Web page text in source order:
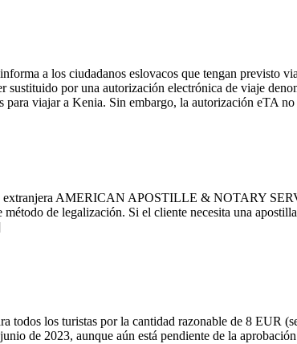
a los ciudadanos eslovacos que tengan previsto
sustituido por una autorización electrónica de viaje
para viajar a Kenia. Sin embargo, la autorización eTA
extranjera AMERICAN APOSTILLE & NOTARY
de legalización. Si el cliente necesita una
todos los turistas por la cantidad razonable de 8 EUR
de 2023, aunque aún está pendiente de la